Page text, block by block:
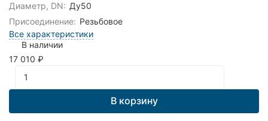
Диаметр, DN: Ду50
Присоединение: Резьбовое
Все характеристики
В наличии
17 010 ₽
В корзину